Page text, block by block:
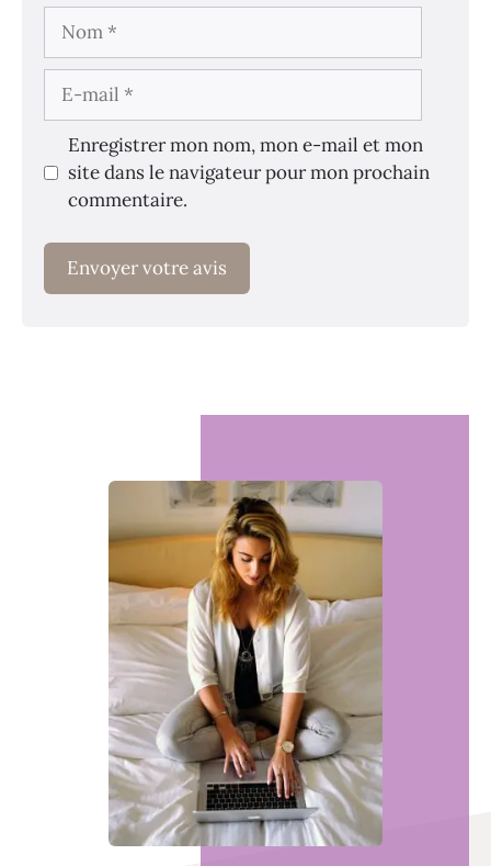
Nom
E-
mail
Enregistrer mon nom, mon e-mail et mon
site dans le navigateur pour mon prochain
commentaire.